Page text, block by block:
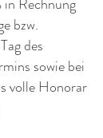
bzw.
des
sowie bei
volle Honorar